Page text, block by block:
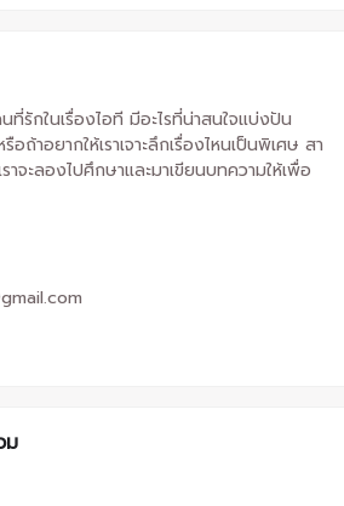
รักในเรื่องไอที มีอะไรที่น่าสนใจแบ่งปัน
ถ้าอยากให้เราเจาะลึกเรื่องไหนเป็นพิเศษ สา
าจะลองไปศึกษาและมาเขียนบทความให้เพื่อ
ม